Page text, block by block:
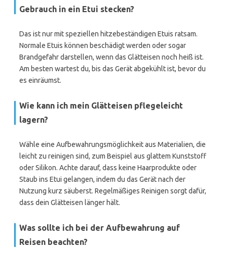
Gebrauch in ein Etui stecken?
Das ist nur mit speziellen hitzebeständigen Etuis ratsam.
Normale Etuis können beschädigt werden oder sogar
Brandgefahr darstellen, wenn das Glätteisen noch heiß ist.
Am besten wartest du, bis das Gerät abgekühlt ist, bevor du
es einräumst.
Wie kann ich mein Glätteisen pflegeleicht
lagern?
Wähle eine Aufbewahrungsmöglichkeit aus Materialien, die
leicht zu reinigen sind, zum Beispiel aus glattem Kunststoff
oder Silikon. Achte darauf, dass keine Haarprodukte oder
Staub ins Etui gelangen, indem du das Gerät nach der
Nutzung kurz säuberst. Regelmäßiges Reinigen sorgt dafür,
dass dein Glätteisen länger hält.
Was sollte ich bei der Aufbewahrung auf
Reisen beachten?